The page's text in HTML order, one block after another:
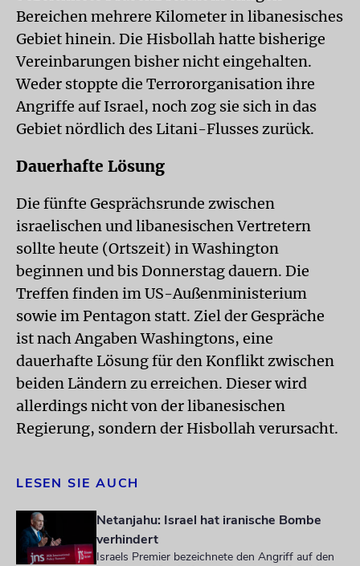
Bereichen mehrere Kilometer in libanesisches
Gebiet hinein. Die Hisbollah hatte bisherige
Vereinbarungen bisher nicht eingehalten.
Weder stoppte die Terrororganisation ihre
Angriffe auf Israel, noch zog sie sich in das
Gebiet nördlich des Litani-Flusses zurück.
Dauerhafte Lösung
Die fünfte Gesprächsrunde zwischen
israelischen und libanesischen Vertretern
sollte heute (Ortszeit) in Washington
beginnen und bis Donnerstag dauern. Die
Treffen finden im US-Außenministerium
sowie im Pentagon statt. Ziel der Gespräche
ist nach Angaben Washingtons, eine
dauerhafte Lösung für den Konflikt zwischen
beiden Ländern zu erreichen. Dieser wird
allerdings nicht von der libanesischen
Regierung, sondern der Hisbollah verursacht.
LESEN SIE AUCH
Netanjahu: Israel hat iranische Bombe
verhindert
Israels Premier bezeichnete den Angriff auf den